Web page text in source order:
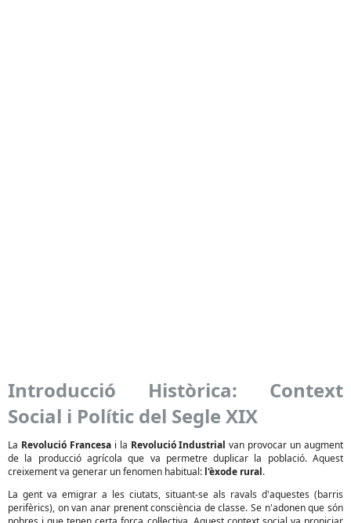
Introducció Històrica: Context
Social i Polític del Segle XIX
La Revolució Francesai la Revolució Industrial van provocar un augment
de la producció agrícola que va permetre duplicar la població. Aquest
creixement va generar un fenomen habitual: l'èxode rural.
La gent va emigrar a les ciutats, situant-se als ravals d'aquestes (barris
perifèrics), on van anar prenent consciència de classe. Se n'adonen que són